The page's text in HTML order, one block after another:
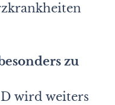
zu
wird weiters